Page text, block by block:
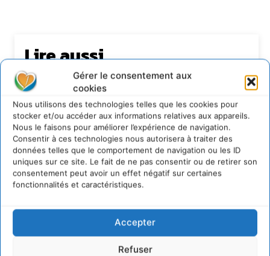
Gérer le consentement aux
cookies
Nous utilisons des technologies telles que les cookies pour
stocker et/ou accéder aux informations relatives aux appareils.
Nous le faisons pour améliorer l’expérience de navigation.
Consentir à ces technologies nous autorisera à traiter des
données telles que le comportement de navigation ou les ID
uniques sur ce site. Le fait de ne pas consentir ou de retirer son
consentement peut avoir un effet négatif sur certaines
fonctionnalités et caractéristiques.
Accepter
Refuser
Lire aussi
Transformer les territoires par le dialogue et la
coopération avec un Commun
d’Accompagnement des Transitions
7 août 2026
Soutenir un pastoralisme durable en faveur de
socio-écosystèmes résilients
6 août 2026
S’inspirer de l’arbre pour un modèle
économique régénératif du vivant …
IPBES : le « GIEC de la biodiversité » appelle les
entreprises à devenir des alliées du vivant